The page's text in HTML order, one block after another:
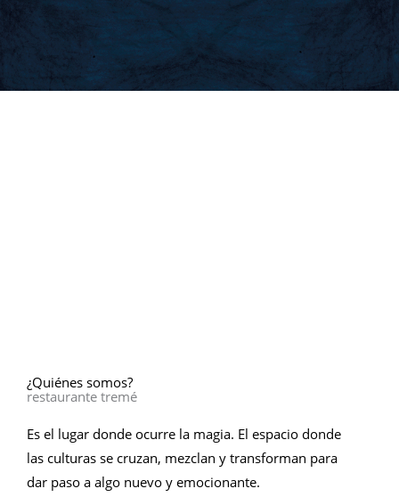
¿Quiénes somos?
restaurante tremé
Es el lugar donde ocurre la magia. El espacio donde
las culturas se cruzan, mezclan y transforman para
dar paso a algo nuevo y emocionante.